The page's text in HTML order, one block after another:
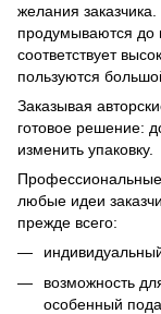
желания
продумываются до
соответствует
пользуются
Заказывая
готовое решение:
изменить упаковку.
любые идеи
прежде всего:
возможность
особенный